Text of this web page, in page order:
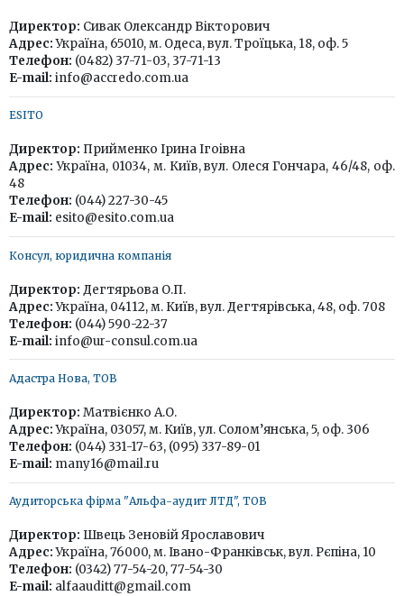
Директор: Сивак Олександр Вікторович
Адрес:Україна, 65010, м. Одеса, вул. Троїцька, 18, оф. 5
Телефон: (0482) 37-71-03, 37-71-13
E-mail: info@accredo.com.ua
ESITO
Директор: Прийменко Ірина Ігоівна
Адрес: Україна, 01034, м. Київ, вул. Олеся Гончара, 46/48, оф.
48
Телефон: (044) 227-30-45
E-mail: esito@esito.com.ua
Консул, юридична компанія
Директор: Дегтярьова О.П.
Адрес:Україна, 04112, м. Київ, вул. Дегтярівська, 48, оф. 708
Телефон: (044) 590-22-37
E-mail: info@ur-consul.com.ua
Адастра Нова, ТОВ
Директор: Матвієнко А.О.
Адрес:Україна, 03057, м. Київ, ул. Солом’янська, 5, оф. 306
Телефон: (044) 331-17-63, (095) 337-89-01
E-mail: many16@mail.ru
Аудиторська фірма "Альфа-аудит ЛТД", ТОВ
Директор: Швець Зеновій Ярославович
Адрес:Україна, 76000, м. Івано-Франківськ, вул. Рєпіна, 10
Телефон: (0342) 77-54-20, 77-54-30
E-mail: alfaauditt@gmail.com